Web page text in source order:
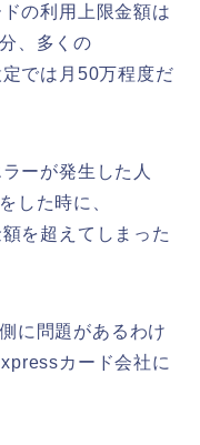
の利用上限金額は
、多くの
では月50万程度だ
ーが発生した人
した時に、
を超えてしまった
に問題があるわけ
カード会社に